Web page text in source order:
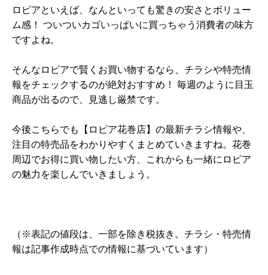
ロピアといえば、なんといっても驚きの安さとボリュー
ム感！ ついついカゴいっぱいに買っちゃう消費者の味方
ですよね。
そんなロピアで賢くお買い物するなら、チラシや特売情
報をチェックするのが絶対おすすめ！ 毎週のように目玉
商品が出るので、見逃し厳禁です。
今後こちらでも【ロピア花巻店】の最新チラシ情報や、
注目の特売品をわかりやすくまとめていきますね。花巻
周辺でお得に買い物したい方、これからも一緒にロピア
の魅力を楽しんでいきましょう。
（※表記の値段は、一部を除き税抜き。チラシ・特売情
報は記事作成時点での情報に基づいています）